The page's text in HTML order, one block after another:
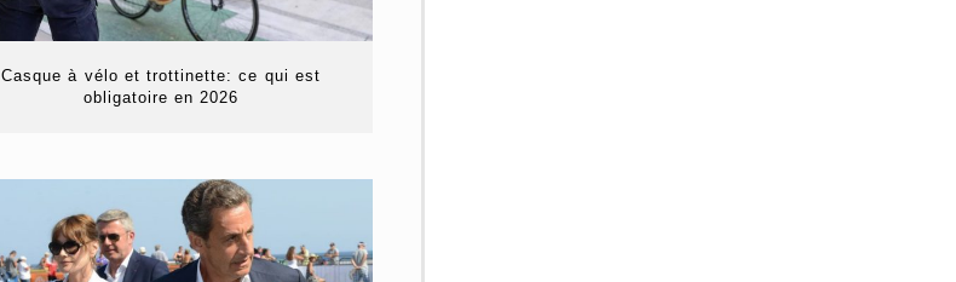
Casque à vélo et trottinette: ce qui est
obligatoire en 2026